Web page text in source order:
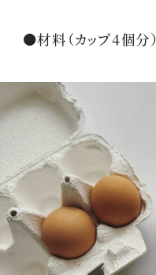
●材料（カップ4個分）